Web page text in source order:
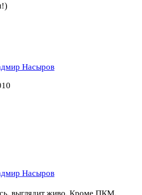
Насыров
Насыров